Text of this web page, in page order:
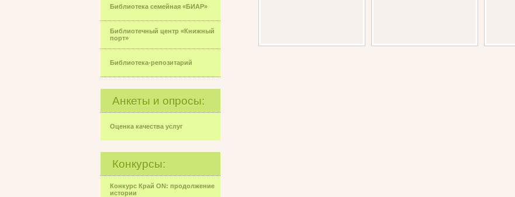
Библиотека семейная «БИАР»
Библиотечный центр «Книжный
порт»
Библиотека-репозитарий
Анкеты и опросы:
Оценка качества услуг
Конкурсы:
Конкурс Край ON: продолжение
истории